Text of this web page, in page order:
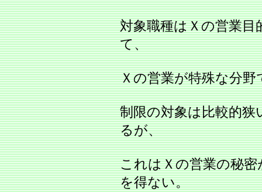
対象職種はＸの営業
て、
Ｘの営業が特殊な分
制限の対象は比較的
るが、
これはＸの営業の秘
を得ない。